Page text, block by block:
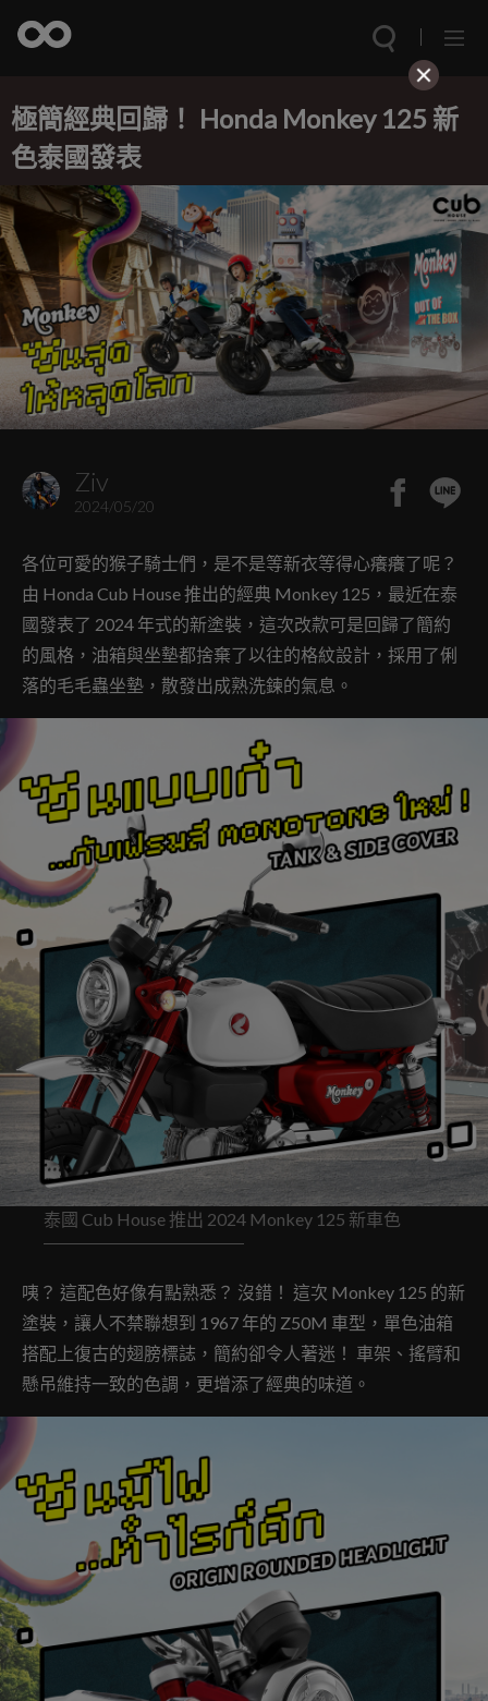
極簡經典回歸！ Honda Monkey 125 新
色泰國發表
Ziv
2024/05/20
各位可愛的猴子騎士們，是不是等新衣等得心癢癢了呢？
由 Honda Cub House 推出的經典 Monkey 125，最近在泰
國發表了 2024 年式的新塗裝，這次改款可是回歸了簡約
的風格，油箱與坐墊都捨棄了以往的格紋設計，採用了俐
落的毛毛蟲坐墊，散發出成熟洗鍊的氣息。
泰國 Cub House 推出 2024 Monkey 125 新車色
咦？ 這配色好像有點熟悉？ 沒錯！ 這次 Monkey 125 的新
塗裝，讓人不禁聯想到 1967 年的 Z50M 車型，單色油箱
搭配上復古的翅膀標誌，簡約卻令人著迷！ 車架、搖臂和
懸吊維持一致的色調，更增添了經典的味道。